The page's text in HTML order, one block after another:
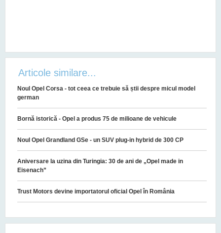
Articole similare...
Noul Opel Corsa - tot ceea ce trebuie să știi despre micul model
german
Bornă istorică - Opel a produs 75 de milioane de vehicule
Noul Opel Grandland GSe - un SUV plug-in hybrid de 300 CP
Aniversare la uzina din Turingia: 30 de ani de „Opel made in
Eisenach”
Trust Motors devine importatorul oficial Opel în România